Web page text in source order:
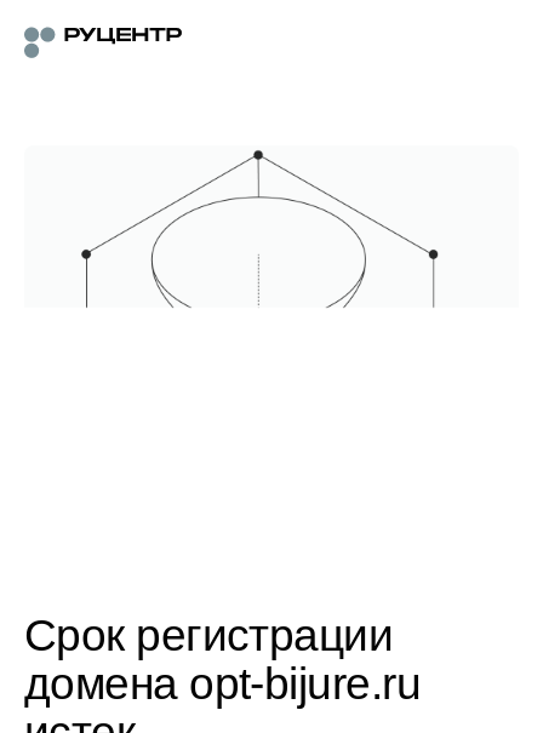
Срок регистрации
домена opt-bijure.ru